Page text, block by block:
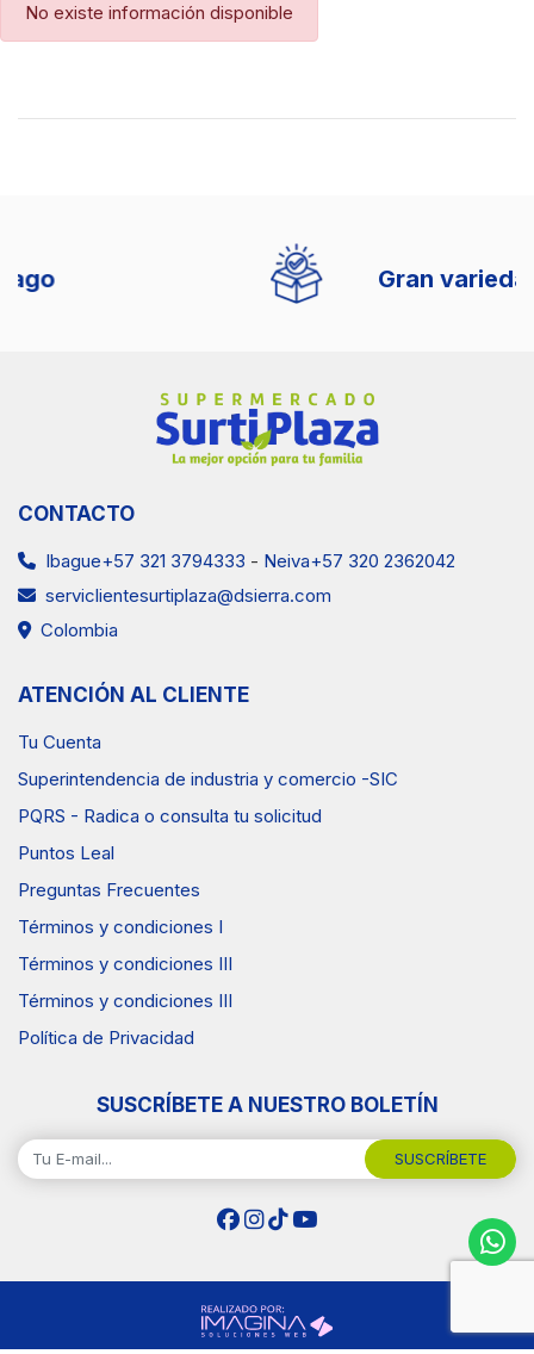
No existe información disponible
Gran variedad de productos
CONTACTO
Ibague+57 321 3794333 - Neiva+57 320 2362042
serviclientesurtiplaza@dsierra.com
Colombia
ATENCIÓN AL CLIENTE
Tu Cuenta
Superintendencia de industria y comercio -SIC
PQRS - Radica o consulta tu solicitud
Puntos Leal
Preguntas Frecuentes
Términos y condiciones I
Términos y condiciones III
Términos y condiciones III
Política de Privacidad
SUSCRÍBETE A NUESTRO BOLETÍN
SUSCRÍBETE
(57) 3213794333
(57) 3202362042